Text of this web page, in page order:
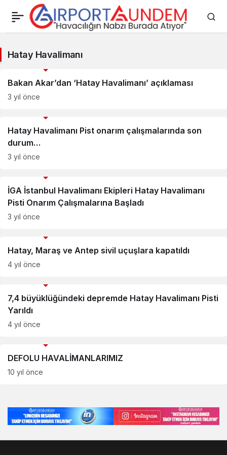
Havalimanı
Haberleri
Hatay Havalimanı
Bakan Akar’dan ‘Hatay Havalimanı’ açıklaması
3 yıl önce
Hatay Havalimanı Pist onarım çalışmalarında son
durum…
3 yıl önce
İGA İstanbul Havalimanı Ekipleri Hatay Havalimanı
Pisti Onarım Çalışmalarına Başladı
3 yıl önce
Hatay, Maraş ve Antep sivil uçuşlara kapatıldı
4 yıl önce
7,4 büyüklüğündeki depremde Hatay Havalimanı Pisti
Yarıldı
4 yıl önce
DEFOLU HAVALİMANLARIMIZ
10 yıl önce